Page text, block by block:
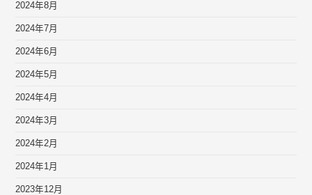
2024年8月
2024年7月
2024年6月
2024年5月
2024年4月
2024年3月
2024年2月
2024年1月
2023年12月